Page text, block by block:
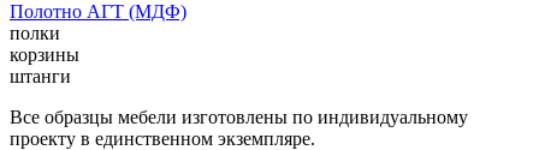
Полотно АГТ (МДФ)
полки
корзины
штанги
Все образцы мебели изготовлены по индивидуальному
проекту в единственном экземпляре.